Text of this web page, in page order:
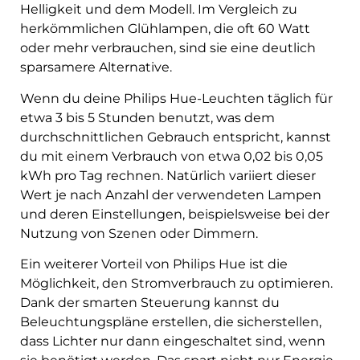
Helligkeit und dem Modell. Im Vergleich zu
herkömmlichen Glühlampen, die oft 60 Watt
oder mehr verbrauchen, sind sie eine deutlich
sparsamere Alternative.
Wenn du deine Philips Hue-Leuchten täglich für
etwa 3 bis 5 Stunden benutzt, was dem
durchschnittlichen Gebrauch entspricht, kannst
du mit einem Verbrauch von etwa 0,02 bis 0,05
kWh pro Tag rechnen. Natürlich variiert dieser
Wert je nach Anzahl der verwendeten Lampen
und deren Einstellungen, beispielsweise bei der
Nutzung von Szenen oder Dimmern.
Ein weiterer Vorteil von Philips Hue ist die
Möglichkeit, den Stromverbrauch zu optimieren.
Dank der smarten Steuerung kannst du
Beleuchtungspläne erstellen, die sicherstellen,
dass Lichter nur dann eingeschaltet sind, wenn